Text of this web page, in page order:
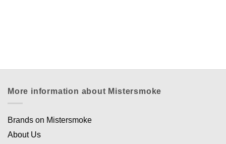
More information about Mistersmoke
Brands on Mistersmoke
About Us